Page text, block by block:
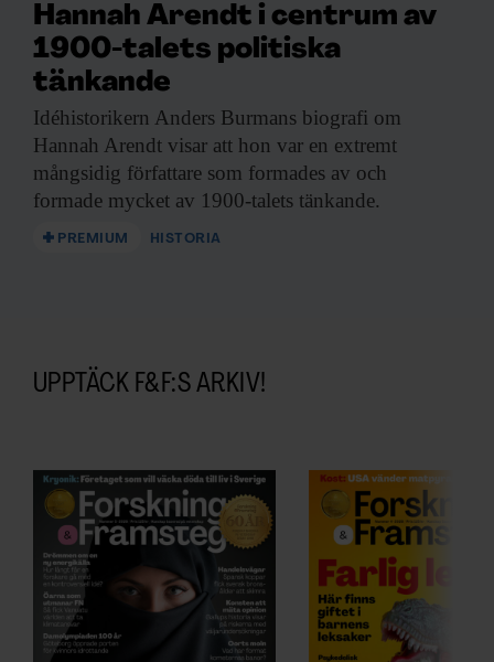
Hannah Arendt i centrum av
1900-talets politiska
tänkande
Idéhistorikern Anders Burmans biografi om
Hannah Arendt visar att hon var en extremt
mångsidig författare som formades av och
formade mycket av 1900-talets tänkande.
PREMIUM HISTORIA
UPPTÄCK F&F:S ARKIV!